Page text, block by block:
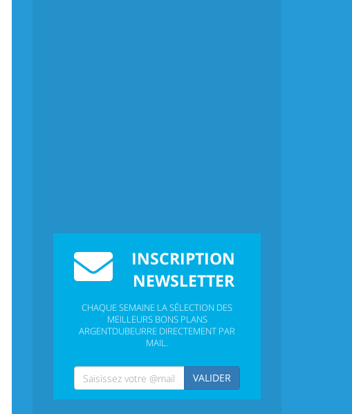
INSCRIPTION
NEWSLETTER
CHAQUE SEMAINE LA SÉLECTION DES
MEILLEURS BONS PLANS
ARGENTDUBEURRE DIRECTEMENT PAR
MAIL.
VALIDER